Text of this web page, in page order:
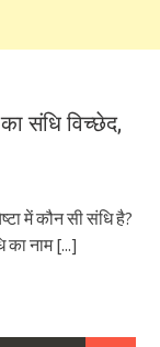
संधि विच्छेद,
में कौन सी संधि है?
का नाम[...]